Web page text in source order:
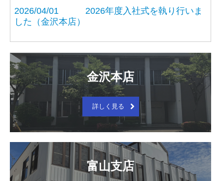
2026/04/01 2026年度入社式を執り行いま
した（金沢本店）
金沢本店
詳しく見る
富山支店